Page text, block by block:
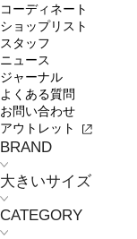
コーディネート
ショップリスト
スタッフ
ニュース
ジャーナル
よくある質問
お問い合わせ
アウトレット
BRAND
大きいサイズ
CATEGORY